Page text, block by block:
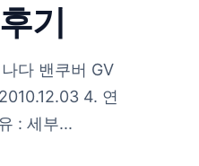
기
다 밴쿠버 GV
4. 연
: 세부...